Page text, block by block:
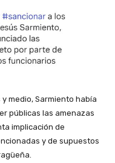
medio, Sarmiento había
públicas las amenazas
implicación de
y de supuestos